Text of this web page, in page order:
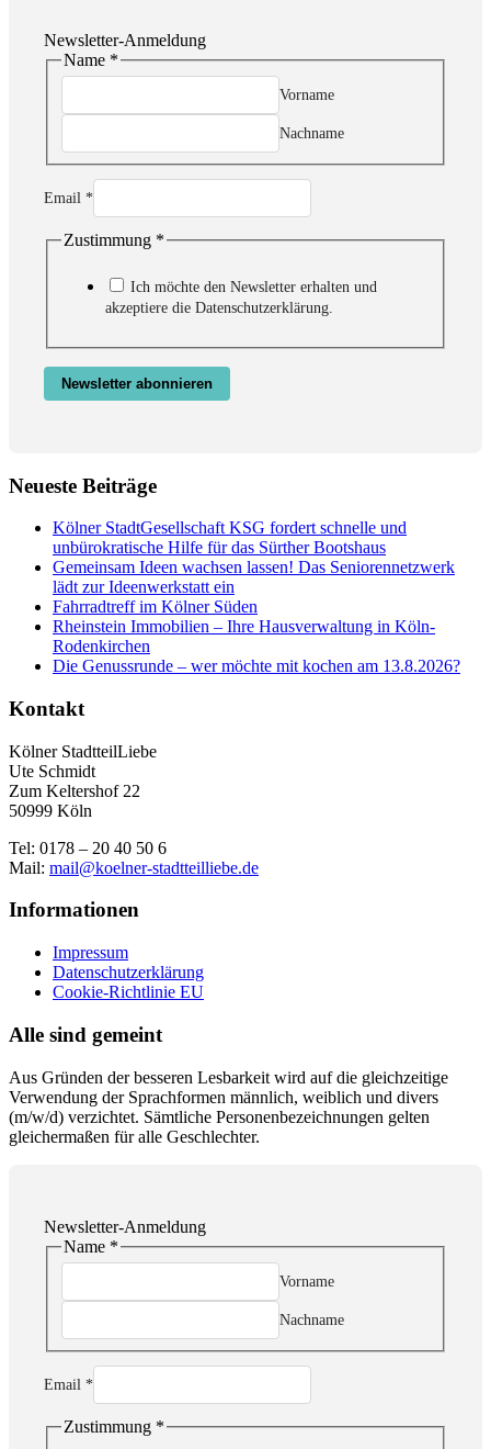
Newsletter-Anmeldung
Name *
Vorname
Nachname
Email *
NameZustimmung *
Ich möchte den Newsletter erhalten und
akzeptiere die Datenschutzerklärung.
Newsletter abonnieren
Neueste Beiträge
Kölner StadtGesellschaft KSG fordert schnelle und
unbürokratische Hilfe für das Sürther Bootshaus
Gemeinsam Ideen wachsen lassen! Das Seniorennetzwerk
lädt zur Ideenwerkstatt ein
Fahrradtreff im Kölner Süden
Rheinstein Immobilien – Ihre Hausverwaltung in Köln-
Rodenkirchen
Die Genussrunde – wer möchte mit kochen am 13.8.2026?
Kontakt
Kölner StadtteilLiebe
Ute Schmidt
Zum Keltershof 22
50999 Köln
Tel: 0178 – 20 40 50 6
Mail: mail@koelner-stadtteilliebe.de
Informationen
Impressum
Datenschutzerklärung
Cookie-Richtlinie EU
Alle sind gemeint
Aus Gründen der besseren Lesbarkeit wird auf die gleichzeitige
Verwendung der Sprachformen männlich, weiblich und divers
(m/w/d) verzichtet. Sämtliche Personenbezeichnungen gelten
gleichermaßen für alle Geschlechter.
Newsletter-Anmeldung
Name *
Vorname
Nachname
Email *
EmailZustimmung *